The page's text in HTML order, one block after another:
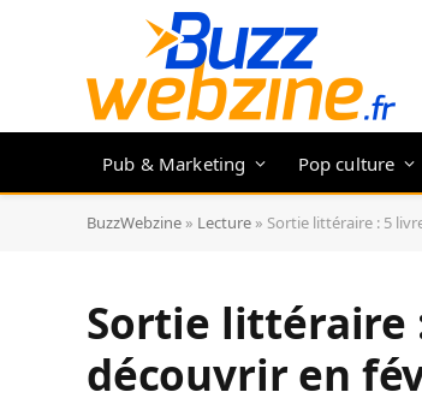
Pub & Marketing Pop culture
BuzzWebzine » Lecture » Sortie littéraire : 5
Sortie littéraire
découvrir en